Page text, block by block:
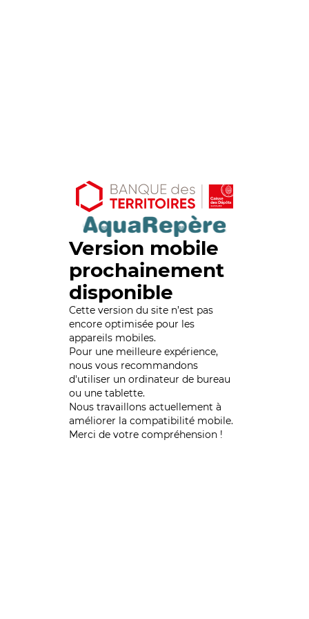
Version mobile
prochainement
disponible
Cette version du site n’est pas
encore optimisée pour les
appareils mobiles.
Pour une meilleure expérience,
nous vous recommandons
d'utiliser un ordinateur de bureau
ou une tablette.
Nous travaillons actuellement à
améliorer la compatibilité mobile.
Merci de votre compréhension !